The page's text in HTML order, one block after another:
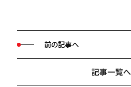
前の記事へ
記事一覧へ